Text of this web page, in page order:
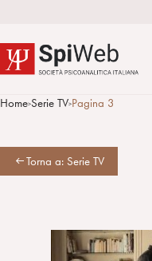
Home>Serie TV>Pagina 3
Torna a: Serie TV